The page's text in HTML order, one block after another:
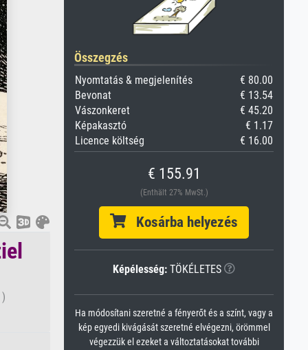
Összegzés
Nyomtatás & megjelenítés
€ 80.00
Bevonat
€ 13.54
Vászonkeret
€ 45.20
Képakasztó
€ 1.17
Licence költség
€ 16.00
€ 155.91
(Enthält 27% MwSt.)
Kosárba helyezés
Képélesség: TÖKÉLETES
Ha módosítani szeretné a fényerőt és a színt, vagy a
kép egyedi kivágását szeretné elvégezni, örömmel
végezzük el ezeket a változtatásokat további